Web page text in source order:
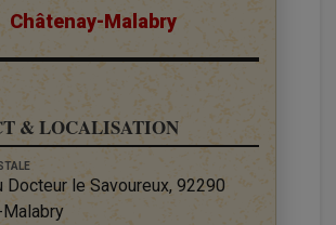
Châtenay-Malabry
& LOCALISATION
Docteur le Savoureux, 92290